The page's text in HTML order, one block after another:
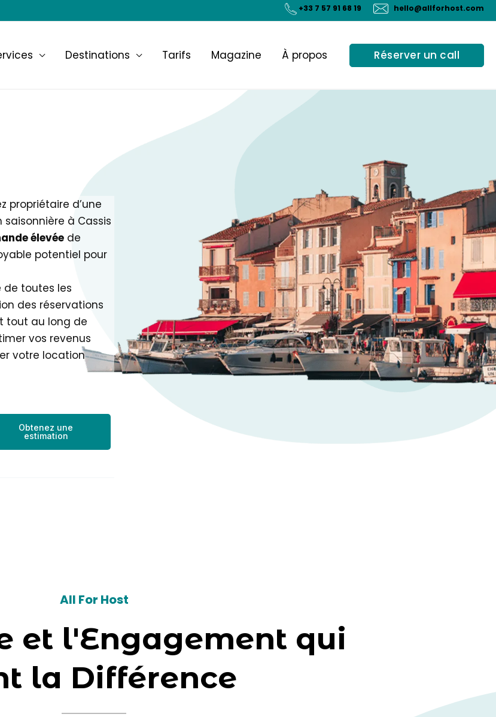
+33 7 57 91 68 19 hello@allforhost.com
Destinations Tarifs Magazine À propos Réserver un call
propriétaire d’une
à Cassis
élevée de
potentiel pour
de toutes les
des réservations
tout au long de
vos revenus
votre location
Obtenez une
estimation
All For Host
et l'Engagement qui
la Différence